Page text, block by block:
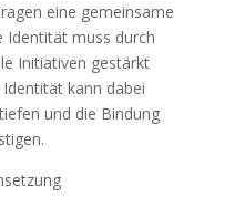
eine gemeinsame
Identität muss durch
Initiativen gestärkt
kann dabei
und die Bindung